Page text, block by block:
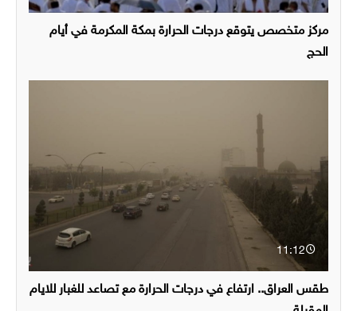
مركز متخصص يتوقع درجات الحرارة بمكة المكرمة في أيام
الحج
11:12
طقس العراق.. ارتفاع في درجات الحرارة مع تصاعد للغبار للايام